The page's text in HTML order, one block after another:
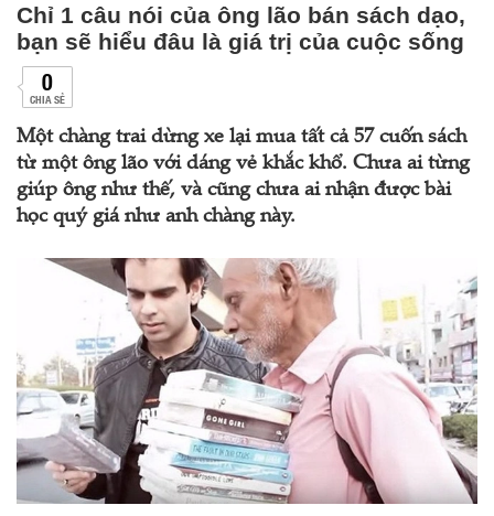
Chỉ 1 câu nói của ông lão bán sách dạo,
bạn sẽ hiểu đâu là giá trị của cuộc sống
0
CHIA SẺ
Một chàng trai dừng xe lại mua tất cả 57 cuốn sách
từ một ông lão với dáng vẻ khắc khổ. Chưa ai từng
giúp ông như thế, và cũng chưa ai nhận được bài
học quý giá như anh chàng này.